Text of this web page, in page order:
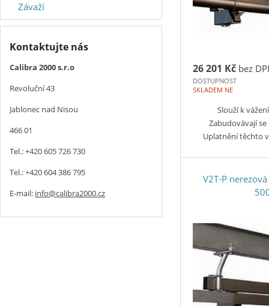
26 201 Kč bez
DOSTUPNOST
SKLADEM NE
Slouží k
Zabudovávají
Uplatnění těchto
V2T-P
Závaží
Kontaktujte nás
Calibra 2000 s.r.o
Revoluční 43
Jablonec nad Nisou
466 01
Tel.: +420 605 726 730
Tel.: +420 604 386 795
E-mail: info@calibra2000.cz